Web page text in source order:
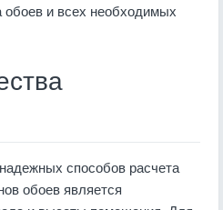
обоев и всех необходимых
способов расчета
обоев является